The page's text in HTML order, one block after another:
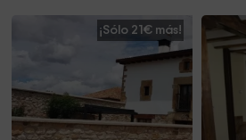
¡Sólo 21€ más!